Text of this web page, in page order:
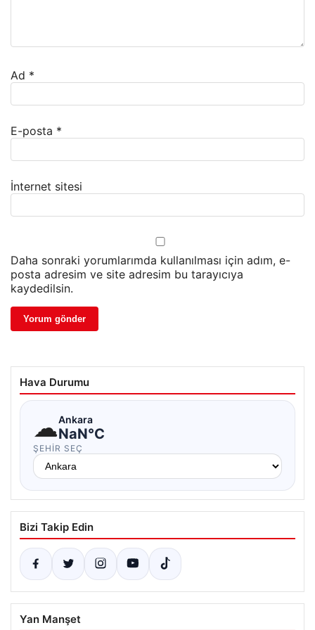
Ad *
E-posta *
İnternet sitesi
Daha sonraki yorumlarımda kullanılması için adım, e-
posta adresim ve site adresim bu tarayıcıya
kaydedilsin.
Hava Durumu
☁Ankara
NaN°C
ŞEHIR SEÇ
Bizi Takip Edin
Yan Manşet